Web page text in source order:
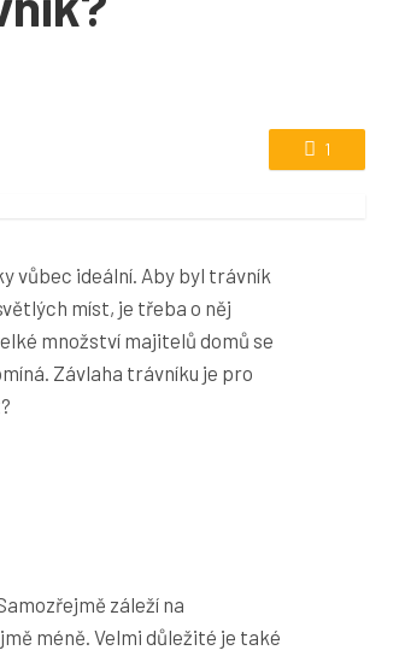
1
vůbec ideální. Aby byl trávník
míst, je třeba o něj
množství majitelů domů se
Závlaha trávníku je pro
záleží na
méně. Velmi důležité je také